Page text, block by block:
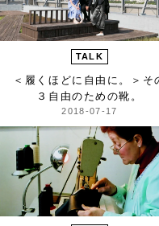
TALK
＜履くほどに自由に。＞ そ
３自由のための靴。
2018-07-17